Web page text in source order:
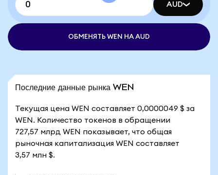
AUD
ОБМЕНЯТЬ WEN НА AUD
Последние данные рынка WEN
Текущая цена WEN составляет 0,0000049 $ за
WEN. Количество токенов в обращении
727,57 млрд WEN показывает, что общая
рыночная капитализация WEN составляет
3,57 млн $.